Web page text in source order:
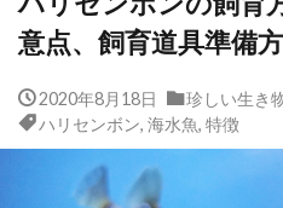
意点、飼育道具準備
2020年8月18日
珍しい生き
ハリセンボン, 海水魚, 特徴